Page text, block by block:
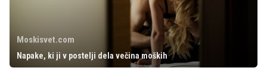
Moskisvet.com
Napake, ki ji v postelji dela večina moških